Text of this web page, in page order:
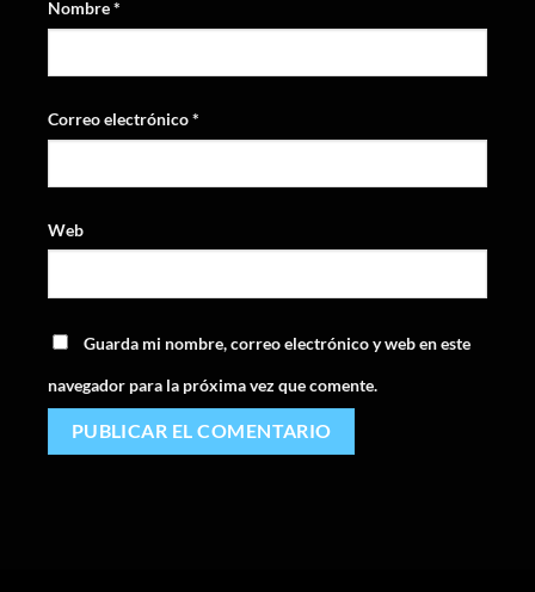
Nombre*
Correo electrónico*
Web
Guarda mi nombre, correo electrónico y web en este
navegador para la próxima vez que comente.